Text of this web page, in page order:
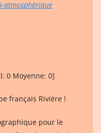
atmosphérique
0 Moyenne: 0]
français Rivière !
pour le